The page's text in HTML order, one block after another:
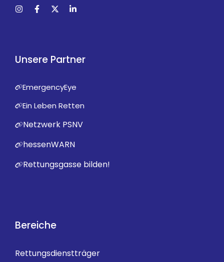
Unsere Partner
EmergencyEye
Ein Leben Retten
Netzwerk PSNV
hessenWARN
Rettungsgasse bilden!
Bereiche
Rettungsdienstträger